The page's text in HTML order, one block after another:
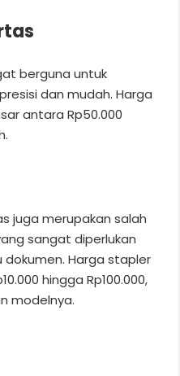
berguna untuk
dan mudah. Harga
antara Rp50.000
juga merupakan salah
sangat diperlukan
Harga stapler
hingga Rp100.000,
modelnya.